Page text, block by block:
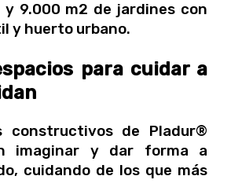
9.000 m2 de jardines con
y huerto urbano.
para cuidar a
constructivos de Pladur®
imaginar y dar forma a
cuidando de los que más